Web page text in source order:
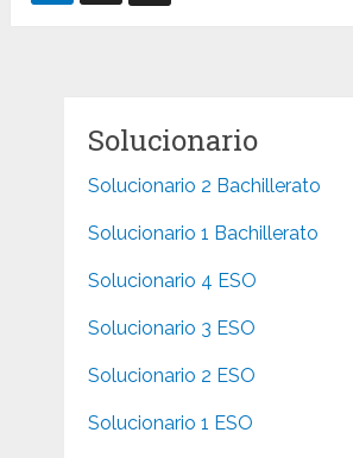
Solucionario
Solucionario 2 Bachillerato
Solucionario 1 Bachillerato
Solucionario 4 ESO
Solucionario 3 ESO
Solucionario 2 ESO
Solucionario 1 ESO